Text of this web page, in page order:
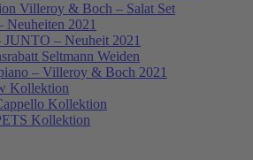
Villeroy & Boch – Salat Set
2021
JUNTO – Neuheit 2021
Seltmann Weiden
– Villeroy & Boch 2021
Kollektion
Kollektion
Kollektion